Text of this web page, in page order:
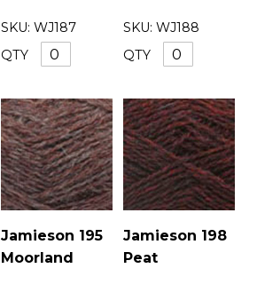
SKU: WJ187
QTY
SKU: WJ188
QTY
Jamieson 195
Moorland
Jamieson 198
Peat